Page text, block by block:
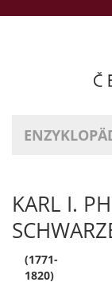
KARL I.
(1771-
1820)